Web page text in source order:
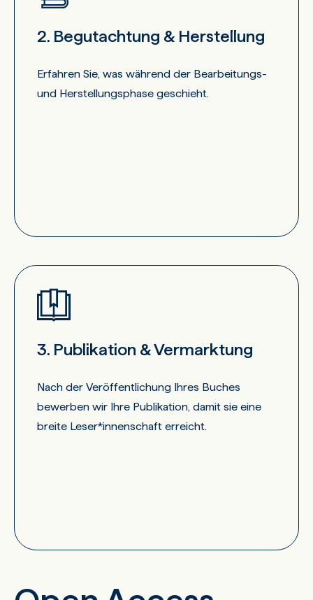
2. Begutachtung & Herstellung
Erfahren Sie, was während der Bearbeitungs-
und Herstellungsphase geschieht.
3. Publikation & Vermarktung
Nach der Veröffentlichung Ihres Buches
bewerben wir Ihre Publikation, damit sie eine
breite Leser*innenschaft erreicht.